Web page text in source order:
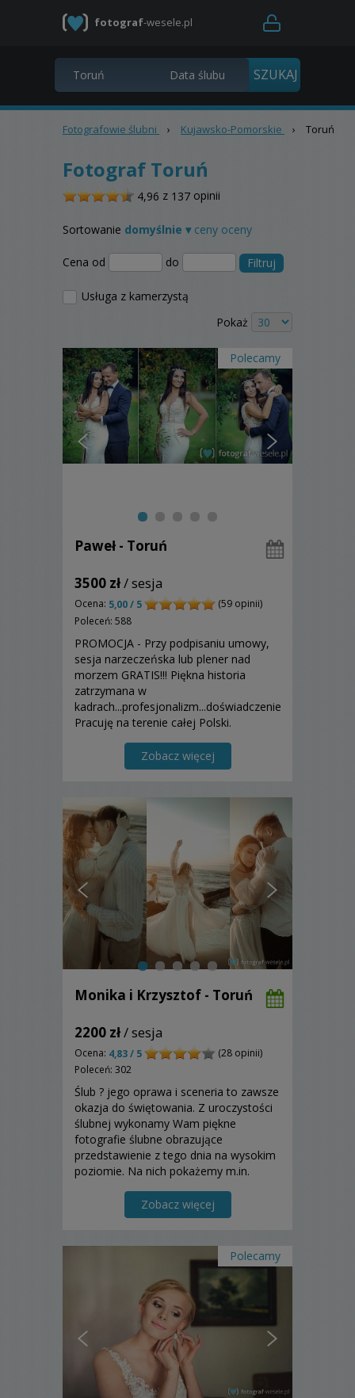
fotograf-wesele.pl
Fotografowie ślubni › Kujawsko-Pomorskie › Toruń
Fotograf Toruń
4,96 /z 137 opinii
Sortowanie domyślnie ▾ ceny oceny
Cena od do Filtruj
Usługa z kamerzystą
Pokaż
Polecamy
Paweł - Toruń
3500 zł/ sesja
Ocena: 5,00 / 5
(59 opinii)
Poleceń: 588
PROMOCJA - Przy podpisaniu umowy,
sesja narzeczeńska lub plener nad
morzem GRATIS!!! Piękna historia
zatrzymana w
kadrach...profesjonalizm...doświadczenie.
Pracuję na terenie całej Polski.
Zobacz więcej
Monika i Krzysztof - Toruń
2200 zł/ sesja
Ocena: 4,83 / 5
(28 opinii)
Poleceń: 302
Ślub ? jego oprawa i sceneria to zawsze
okazja do świętowania. Z uroczystości
ślubnej wykonamy Wam piękne
fotografie ślubne obrazujące
przedstawienie z tego dnia na wysokim
poziomie. Na nich pokażemy m.in.
spojrzenia, uśmiechy, pocałunki i inne
Zobacz więcej
Polecamy